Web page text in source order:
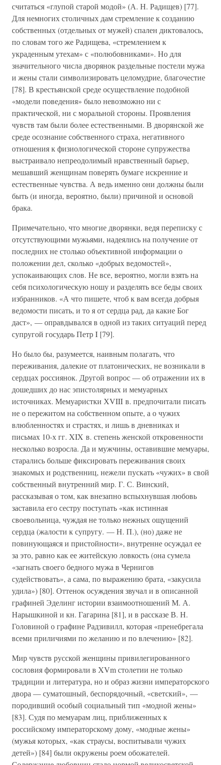
считаться «глупой старой модой» (А. Н. Радищев) [77].
Для немногих столичных дам стремление к созданию
собственных (отдельных от мужей) спален диктовалось,
по словам того же Радищева, «стремлением к
украденным утехам» с «полюбовниками». Но для
значительного числа дворянок раздельные постели мужа
и жены стали символизировать целомудрие, благочестие
[78]. В крестьянской среде осуществление подобной
«модели поведения» было невозможно ни с
практической, ни с моральной стороны. Проявления
чувств там были более естественными. В дворянской же
среде осознание собственного страха, негативного
отношения к физиологической стороне супружества
выстраивало непреодолимый нравственный барьер,
мешавший женщинам поверять бумаге искренние и
естественные чувства. А ведь именно они должны были
быть (и иногда, вероятно, были) причиной и основой
брака.
Примечательно, что многие дворянки, ведя переписку с
отсутствующими мужьями, надеялись на получение от
последних не столько объективной информации о
положении дел, сколько «добрых ведомостей»,
успокаивающих слов. Не все, вероятно, могли взять на
себя психологическую ношу и разделять все беды своих
избранников. «А что пишете, чтоб к вам всегда добрыя
ведомости писать, и то я от сердца рад, да какие Бог
даст», — оправдывался в одной из таких ситуаций перед
супругой государь Петр I [79].
Но было бы, разумеется, наивным полагать, что
переживания, далекие от платонических, не возникали в
сердцах россиянок. Другой вопрос — об отражении их в
дошедших до нас эпистолярных и мемуарных
источниках. Мемуаристки ХVIII в. предпочитали писать
не о пережитом на собственном опыте, а о чужих
влюбленностях и страстях, и лишь в дневниках и
письмах 10-х гг. XIX в. степень женской откровенности
несколько возросла. Да и мужчины, оставившие мемуары,
старались больше фиксировать переживания своих
знакомых и родственниц, нежели пускать «чужих» в свой
собственный внутренний мир. Г. С. Винский,
рассказывая о том, как внезапно вспыхнувшая любовь
заставила его сестру поступать «как истинная
своевольница, чуждая не только нежных ощущений
сердца (жалости к супругу. — Н. П.), (но) даже не
повинующаяся и пристойности», внутренне осуждал ее
за это, равно как ее житейскую ловкость (она сумела
«загнать своего бедного мужа в Чернигов
судействовать», а сама, по выражению брата, «закусила
удила») [80]. Оттенок осуждения звучал и в описанной
графиней Эделинг истории взаимоотношений М. А.
Нарышкиной и кн. Гагарина [81], и в рассказе В. Н.
Головиной о графине Радзивилл, которая «пренебрегала
всеми приличиями по желанию и по влечению» [82].
Мир чувств русской женщины привилегированного
сословия формировали в XVm столетии не только
традиции и литература, но и образ жизни императорского
двора — суматошный, беспорядочный, «светский», —
породивший особый социальный тип «модной жены»
[83]. Судя по мемуарам лиц, приближенных к
российскому императорскому дому, «модные жены»
(мужья которых, «как страусы, воспитывали чужих
детей») [84] были окружены роем обожателей.